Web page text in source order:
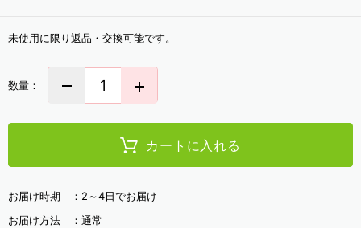
未使用に限り返品・交換可能です。
数量：
カートに入れる
お届け時期 ： 2～4日でお届け
お届け方法 ： 通常